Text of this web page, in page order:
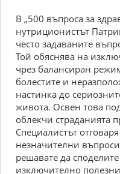
В „500 въпроса за
нутриционистът
често задаваните
Той обяснява на
чрез балансиран
болестите и
настинка до
живота. Освен това
облекчи страданията
Специалистът
незначителни
решавате да
изключително